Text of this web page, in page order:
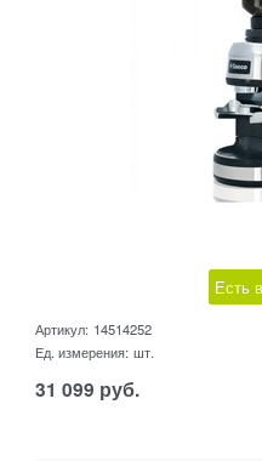
Есть
Артикул: 14514252
Ед. измерения: шт.
31 099 руб.